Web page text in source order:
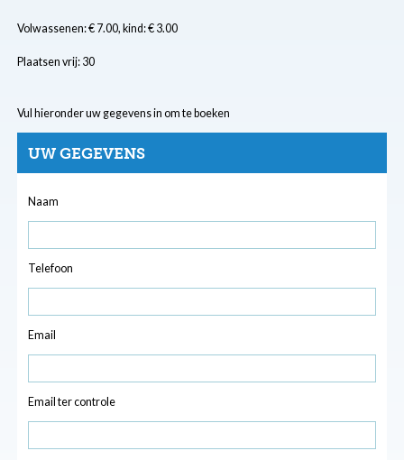
Volwassenen: € 7.00, kind: € 3.00
Plaatsen vrij: 30
Vul hieronder uw gegevens in om te boeken
UW GEGEVENS
Naam
Telefoon
Email
Email ter controle